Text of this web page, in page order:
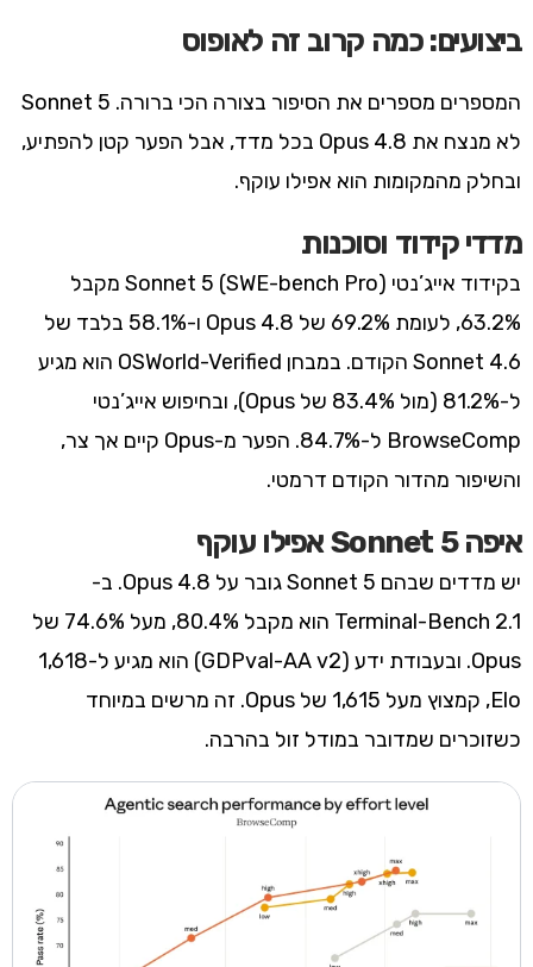
ביצועים: כמה קרוב זה לאופוס
המספרים מספרים את הסיפור בצורה הכי ברורה. Sonnet 5
לא מנצח את Opus 4.8 בכל מדד, אבל הפער קטן להפתיע,
ובחלק מהמקומות הוא אפילו עוקף.
מדדי קידוד וסוכנות
בקידוד אייג’נטי (SWE-bench Pro) Sonnet 5 מקבל
63.2%, לעומת 69.2% של Opus 4.8 ו-58.1% בלבד של
Sonnet 4.6 הקודם. במבחן OSWorld-Verified הוא מגיע
ל-81.2% (מול 83.4% של Opus), ובחיפוש אייג’נטי
BrowseComp ל-84.7%. הפער מ-Opus קיים אך צר,
והשיפור מהדור הקודם דרמטי.
איפה Sonnet 5 אפילו עוקף
יש מדדים שבהם Sonnet 5 גובר על Opus 4.8. ב-
Terminal-Bench 2.1 הוא מקבל 80.4%, מעל 74.6% של
Opus. ובעבודת ידע (GDPval-AA v2) הוא מגיע ל-1,618
Elo, קמצוץ מעל 1,615 של Opus. זה מרשים במיוחד
כשזוכרים שמדובר במודל זול בהרבה.